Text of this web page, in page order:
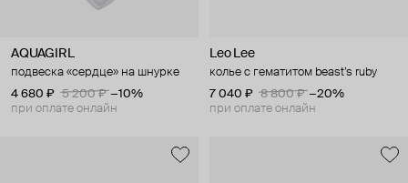
AQUAGIRL
подвеска «сердце» на шнурке
4 680 ₽
5 200 ₽ −10%
при оплате онлайн
Leo Lee
колье с гематитом beast’s ruby
7 040 ₽
8 800 ₽ −20%
при оплате онлайн